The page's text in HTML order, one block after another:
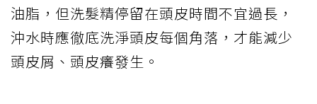
油脂，但洗髮精停留在頭皮時間不宜過長，
沖水時應徹底洗淨頭皮每個角落，才能減少
頭皮屑、頭皮癢發生。